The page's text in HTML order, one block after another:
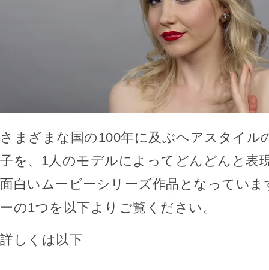
さまざまな国の100年に及ぶヘアスタイル
子を、1人のモデルによってどんどんと表
面白いムービーシリーズ作品となってい
ーの1つを以下よりご覧ください。
詳しくは以下